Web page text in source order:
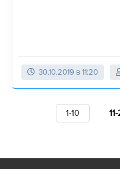
30.10.2019 в 11:20
1-10